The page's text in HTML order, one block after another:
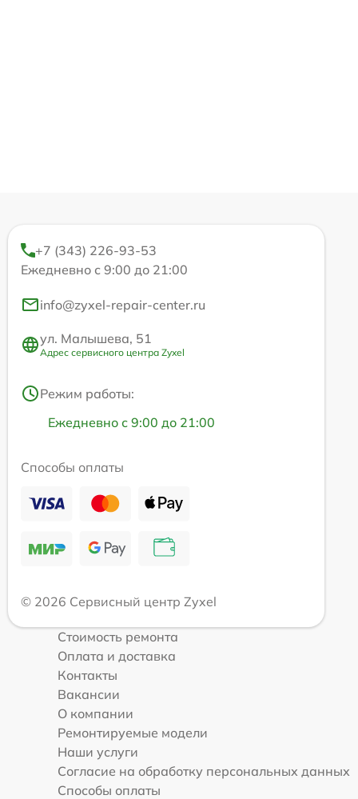
+7 (343) 226-93-53
Ежедневно с 9:00 до 21:00
info@zyxel-repair-center.ru
ул. Малышева, 51
Адрес сервисного центра Zyxel
Режим работы:
Ежедневно с 9:00 до 21:00
Способы оплаты
© 2026 Сервисный центр Zyxel
Стоимость ремонта
Оплата и доставка
Контакты
Вакансии
О компании
Ремонтируемые модели
Наши услуги
Согласие на обработку персональных данных
Способы оплаты